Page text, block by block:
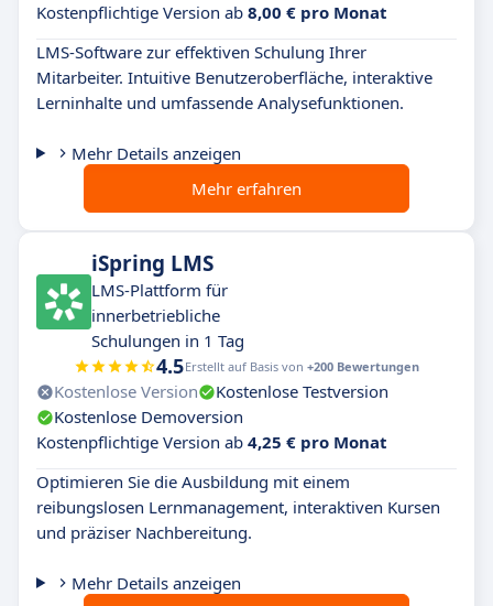
Kostenpflichtige Version ab 8,00 € pro Monat
LMS-Software zur effektiven Schulung Ihrer
Mitarbeiter. Intuitive Benutzeroberfläche, interaktive
Lerninhalte und umfassende Analysefunktionen.
Mehr Details anzeigen
Mehr erfahren
iSpring LMS
LMS-Plattform für
innerbetriebliche
Schulungen in 1 Tag
4.5Erstellt auf Basis von +200 Bewertungen
Kostenlose Version
Kostenlose Testversion
Kostenlose Demoversion
Kostenpflichtige Version ab 4,25 € pro Monat
Optimieren Sie die Ausbildung mit einem
reibungslosen Lernmanagement, interaktiven Kursen
und präziser Nachbereitung.
Mehr Details anzeigen